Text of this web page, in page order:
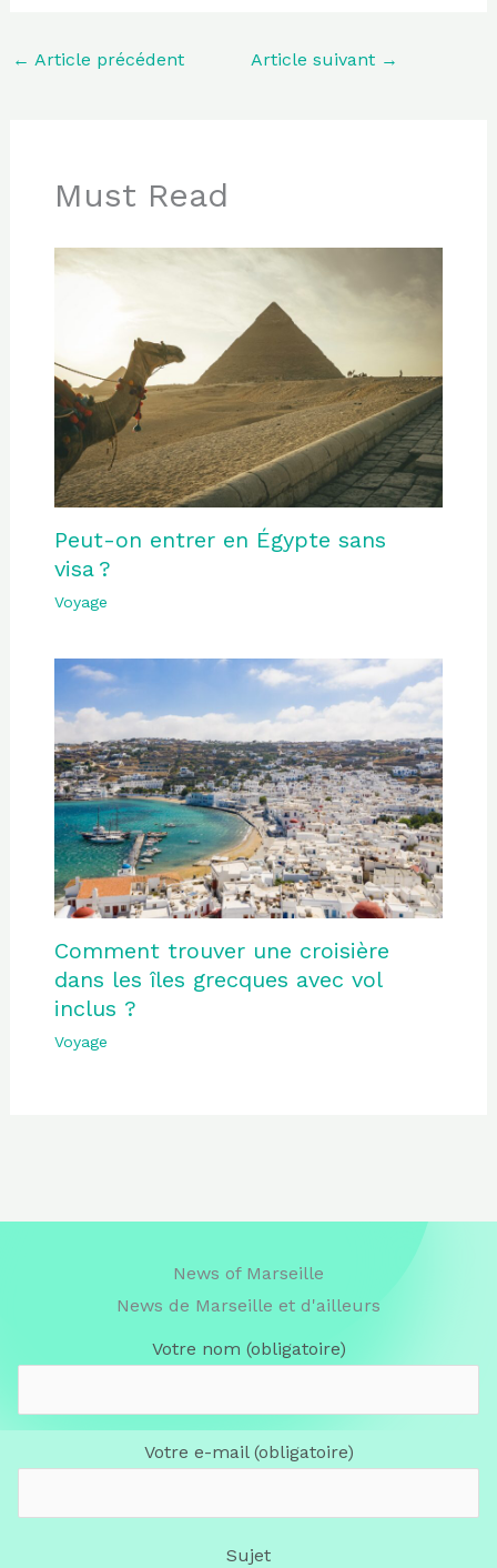
← Article précédent Article suivant →
Must Read
Peut-on entrer en Égypte sans
visa ?
Voyage
Comment trouver une croisière
dans les îles grecques avec vol
inclus ?
Voyage
News of Marseille
News de Marseille et d'ailleurs
Votre nom (obligatoire)
Votre e-mail (obligatoire)
Sujet